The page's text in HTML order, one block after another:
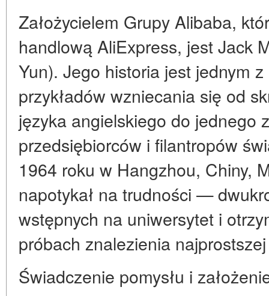
Założycielem Grupy Alibaba,
handlową AliExpress, jest Jack
Yun). Jego historia jest jednym
przykładów wzniecania się od
języka angielskiego do jednego
przedsiębiorców i filantropów
1964 roku w Hangzhou, Chiny,
napotykał na trudności —
wstępnych na uniwersytet i
próbach znalezienia
Świadczenie pomysłu i